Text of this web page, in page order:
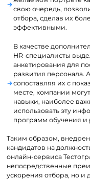
свою очередь,
отбора, сделав их
эффективными.
В качестве
HR-специалисты
анкетирования для
развития персонала.
сопоставляя их с
месте, компании
навыки, наиболее
использовать эту
программ обучения и
Таким образом,
кандидатов на
онлайн-сервиса
непосредственные
ускорения отбора, но и